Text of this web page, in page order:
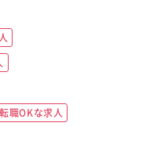
職OKな求人